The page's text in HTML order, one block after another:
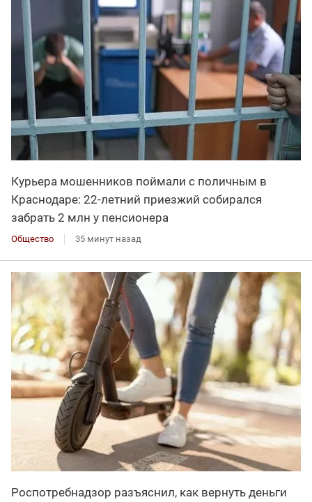
Курьера мошенников поймали с поличным в
Краснодаре: 22-летний приезжий собирался
забрать 2 млн у пенсионера
Общество 35 минут назад
Роспотребнадзор разъяснил, как вернуть деньги